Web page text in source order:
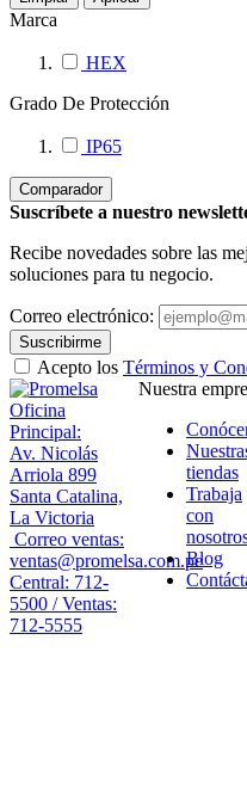
Marca
HEX
Grado De Protección
IP65
Comparador
Suscríbete a nuestro
Recibe novedades sobre las
soluciones para tu negocio.
Correo electrónico:
Suscribirme
Acepto los Términos y
Oficina
Principal:
Av. Nicolás
Arriola 899
Santa Catalina,
La Victoria
Correo ventas:
ventas@promelsa.com.pe
Central: 712-
5500 / Ventas:
712-5555
Nuestra
tiendas
Trabaja
con
Blog